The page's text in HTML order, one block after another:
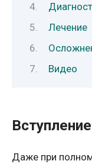
Лечение
Видео
Вступление
Даже при